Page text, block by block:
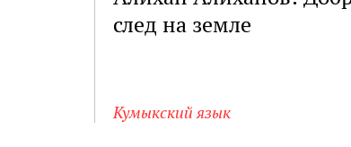
след на земле
Кумыкский язык